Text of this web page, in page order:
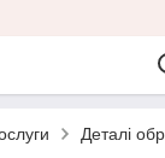
Деталі